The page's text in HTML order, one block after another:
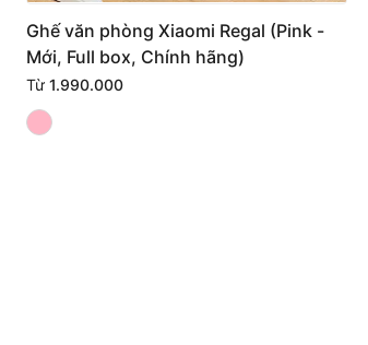
Ghế văn phòng Xiaomi Regal (Pink -
Mới, Full box, Chính hãng)
Từ 1.990.000